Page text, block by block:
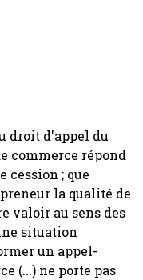
droit d'appel du
commerce répond
cession ; que
la qualité de
valoir au sens des
situation
un appel-
(...) ne porte pas